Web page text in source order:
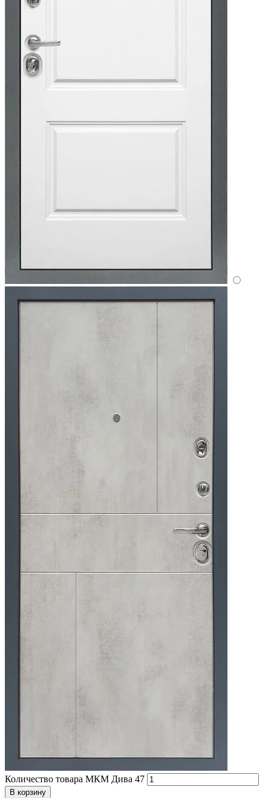
Количество товара МКМ Дива 47
В корзину